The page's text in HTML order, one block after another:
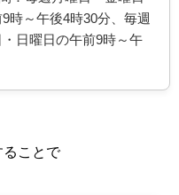
時～午後4時30分、毎週
・日曜日の午前9時～午
ることで